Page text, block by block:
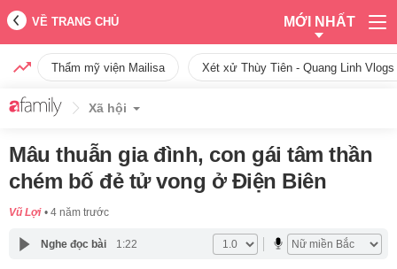
VỀ TRANG CHỦ MỚI NHẤT
Thẩm mỹ viện Mailisa Xét xử Thùy Tiên - Quang Linh
Xã hội
Mâu thuẫn gia đình, con gái tâm thần
chém bố đẻ tử vong ở Điện Biên
Vũ Lợi 4 năm trước
Nghe đọc bài 1:22